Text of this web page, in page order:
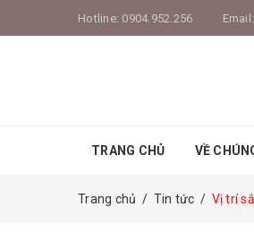
Hotline: 0904.952.256 Email:
TRANG CHỦ VỀ
Trang chủ / Tin tức / Vị trí